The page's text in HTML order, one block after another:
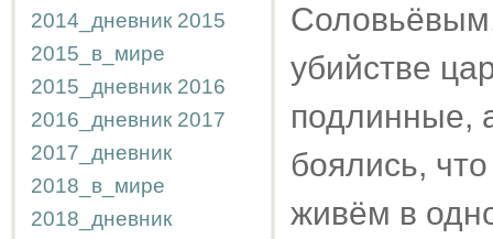
2014_дневник 2015
2015_в_мире
2015_дневник 2016
2016_дневник 2017
2017_дневник
2018_в_мире
2018_дневник
убийстве
подлинные,
боялись,
живём в